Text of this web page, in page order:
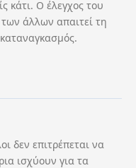
κάτι. Ο έλεγχος του
των άλλων απαιτεί τη
δεν επιτρέπεται να
ισχύουν για τα